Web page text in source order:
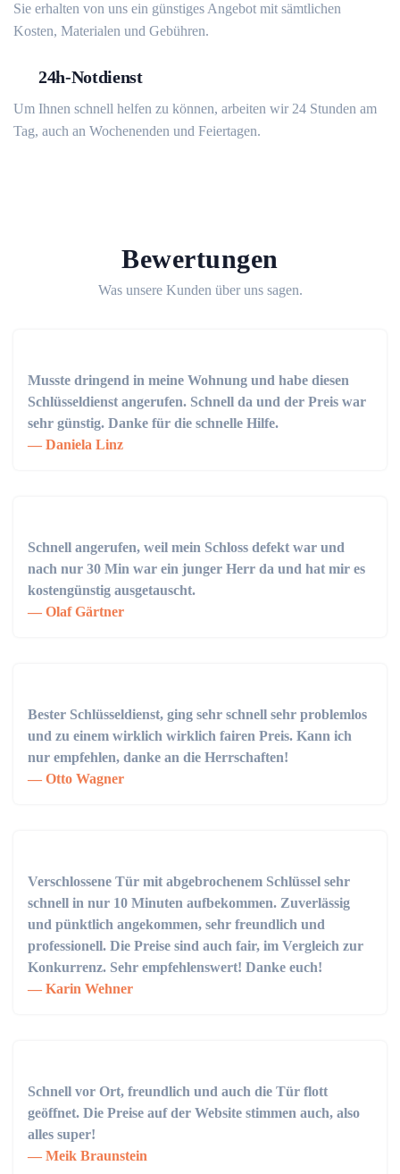
Sie erhalten von uns ein günstiges Angebot mit sämtlichen
Kosten, Materialen und Gebühren.
24h-Notdienst
Um Ihnen schnell helfen zu können, arbeiten wir 24 Stunden am
Tag, auch an Wochenenden und Feiertagen.
Bewertungen
Was unsere Kunden über uns sagen.
Musste dringend in meine Wohnung und habe diesen
Schlüsseldienst angerufen. Schnell da und der Preis war
sehr günstig. Danke für die schnelle Hilfe.
Daniela Linz
Schnell angerufen, weil mein Schloss defekt war und
nach nur 30 Min war ein junger Herr da und hat mir es
kostengünstig ausgetauscht.
Olaf Gärtner
Bester Schlüsseldienst, ging sehr schnell sehr problemlos
und zu einem wirklich wirklich fairen Preis. Kann ich
nur empfehlen, danke an die Herrschaften!
Otto Wagner
Verschlossene Tür mit abgebrochenem Schlüssel sehr
schnell in nur 10 Minuten aufbekommen. Zuverlässig
und pünktlich angekommen, sehr freundlich und
professionell. Die Preise sind auch fair, im Vergleich zur
Konkurrenz. Sehr empfehlenswert! Danke euch!
Karin Wehner
Schnell vor Ort, freundlich und auch die Tür flott
geöffnet. Die Preise auf der Website stimmen auch, also
alles super!
Meik Braunstein